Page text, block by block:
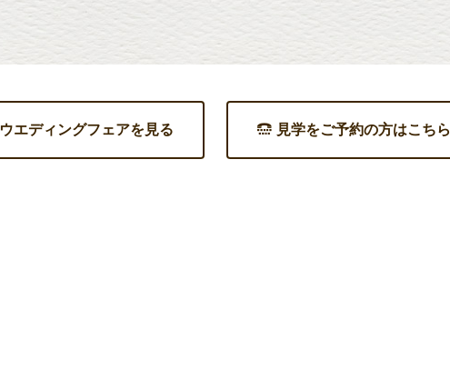
ウエディングフェアを見る 見学をご予約の方はこちら